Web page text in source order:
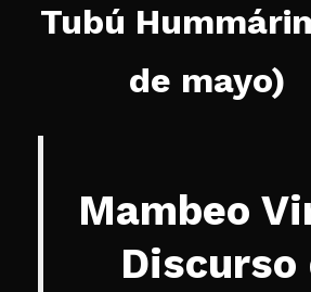
Tubú
de mayo)
Mambeo
Discurso